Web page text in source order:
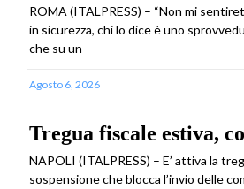
ROMA (ITALPRESS) – “Non mi
in sicurezza, chi lo dice è uno
che su un
Agosto 6, 2026
Tregua fiscale estiva,
NAPOLI (ITALPRESS) – E’ attiva la
sospensione che blocca l’invio delle